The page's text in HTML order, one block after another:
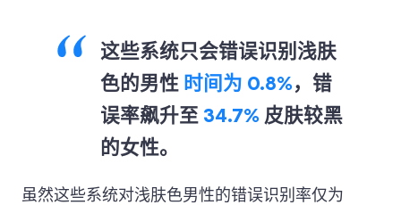
这些系统只会错误识别浅肤
色的男性 时间为 0.8%，错
误率飙升至 34.7% 皮肤较黑
的女性。
虽然这些系统对浅肤色男性的错误识别率仅为